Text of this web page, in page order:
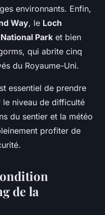
environnants. Enfin,
Way, le Loch
Park et bien
qui abrite cinq
du Royaume-Uni.
essentiel de prendre
le niveau de difficulté
du sentier et la météo
profiter de
de la